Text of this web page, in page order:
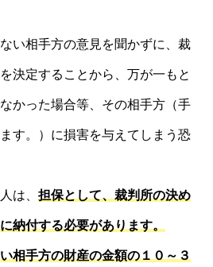
い相手方の意見を聞かずに、裁
決定することから、万が一もと
かった場合等、その相手方（手
す。）に損害を与えてしまう恐
は、 担保として、裁判所の決め
納付する必要があります。
相手方の財産の金額の１０～３